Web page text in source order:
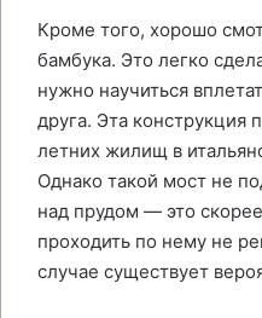
Кроме того, хорошо
бамбука. Это легко
нужно научиться
друга. Эта конструкция
летних жилищ в
Однако такой мост не
над прудом — это
проходить по нему не
случае существует